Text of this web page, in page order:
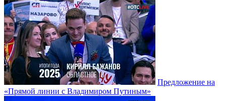
Предложение на
«Прямой линии с Владимиром Путиным»